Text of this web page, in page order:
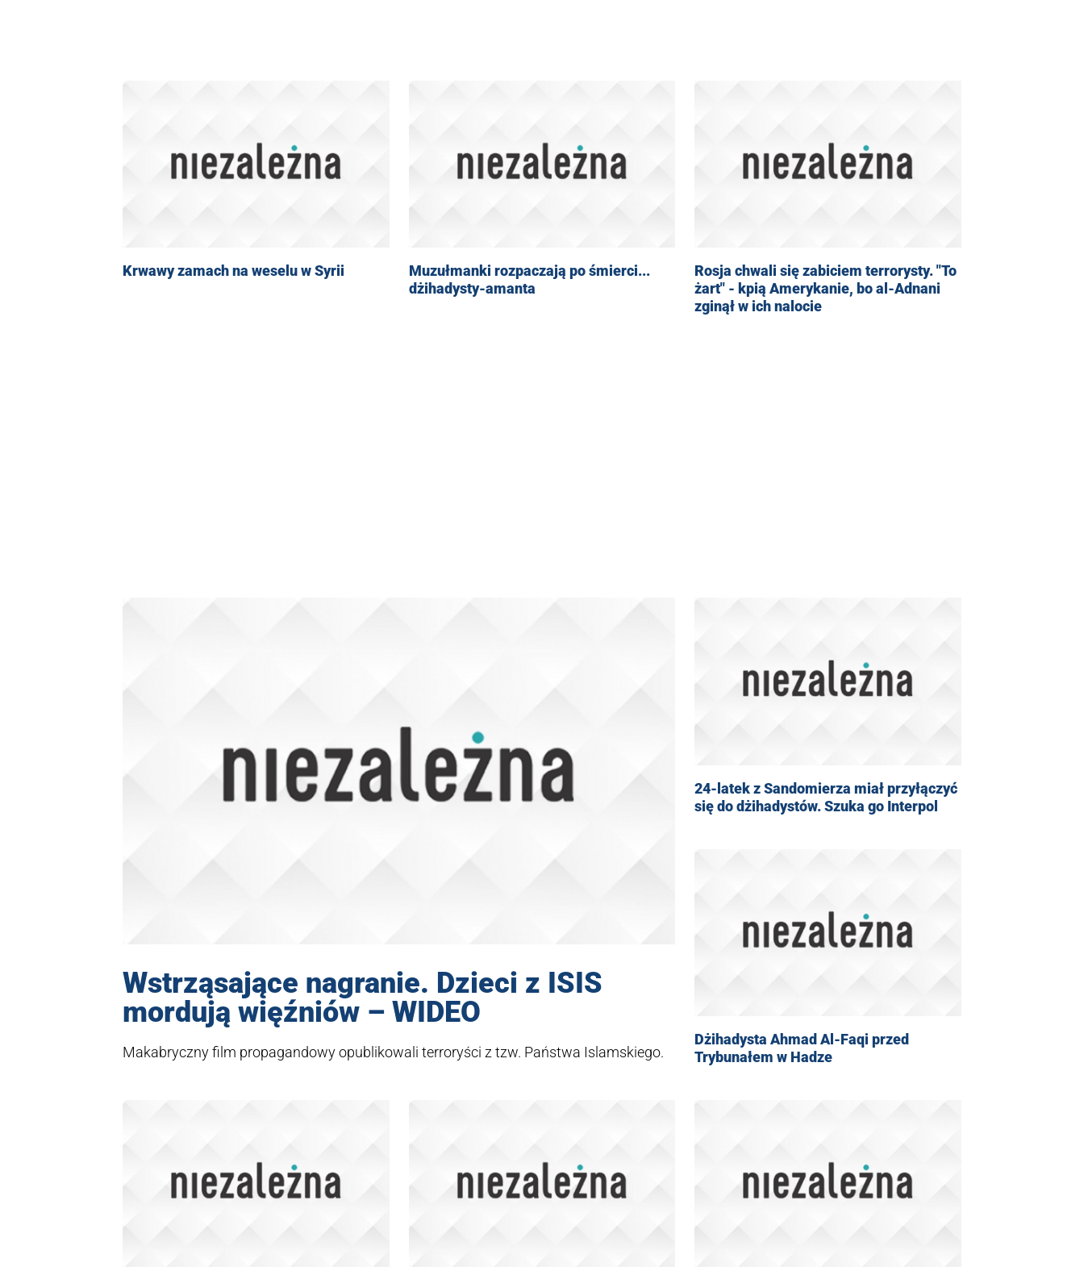
Krwawy zamach na weselu w Syrii
Muzułmanki rozpaczają po śmierci...
dżihadysty-amanta
Rosja chwali się zabiciem terrorysty. "To
żart" - kpią Amerykanie, bo al-Adnani
zginął w ich nalocie
Wstrząsające nagranie. Dzieci z ISIS
mordują więźniów – WIDEO
Makabryczny film propagandowy opublikowali terroryści z tzw. Państwa Islamskiego.
24-latek z Sandomierza miał przyłączyć
się do dżihadystów. Szuka go Interpol
Dżihadysta Ahmad Al-Faqi przed
Trybunałem w Hadze